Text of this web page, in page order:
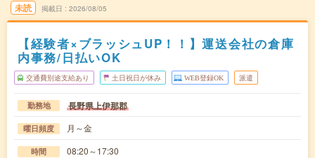
未読 掲載日 2026/08/05
【経験者×ブラッシュUP！！】運送会社の倉庫
内事務/日払いOK
交通費別途支給あり 土日祝日が休み WEB登録OK 派遣
勤務地 長野県上伊那郡
曜日頻度 月～金
時間 08:20～17:30